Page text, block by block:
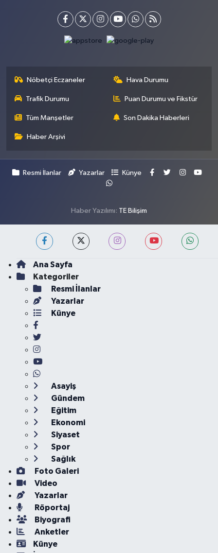
Nöbetçi Eczaneler Hava Durumu
Trafik Durumu Puan Durumu ve Fikstür
Tüm Manşetler Son Dakika Haberleri
Haber Arşivi
Resmi İlanlar Yazarlar Künye
Haber Yazılımı: TE Bilişim
Ana Sayfa
Kategoriler
Resmi İlanlar
Yazarlar
Künye
Asayiş
Gündem
Eğitim
Ekonomi
Siyaset
Spor
Sağlık
Foto Galeri
Video
Yazarlar
Röportaj
Biyografi
Anketler
Künye